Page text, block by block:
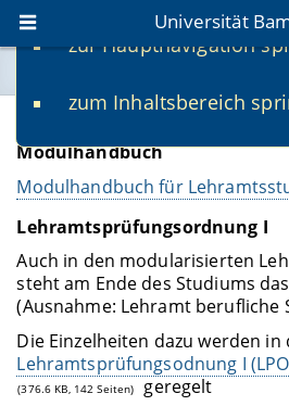
zur Hauptnavigation
zum Inhaltsbereich
Universität
www.uni-
fis.uni-bamberg.de
Modulhandbuch und
Modulhandbuch
Modulhandbuch für
Lehramtsprüfungsordnung I
Auch in den modularisierten
steht am Ende des Studiums
(Ausnahme: Lehramt berufliche
Die Einzelheiten dazu werden in
Lehramtsprüfungsodnung I
(376.6 KB, 142 Seiten)
geregelt